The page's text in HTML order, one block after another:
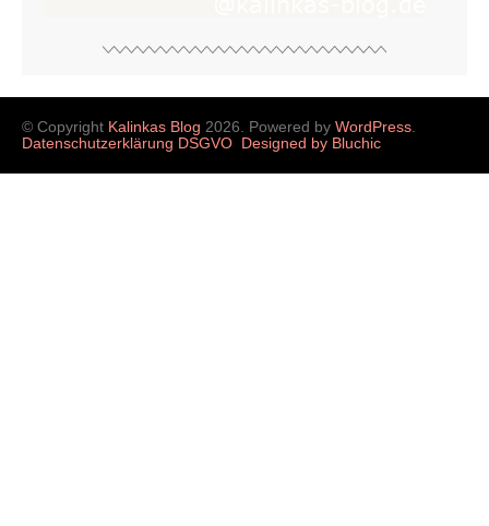
© Copyright Kalinkas Blog 2026. Powered by WordPress
Datenschutzerklärung DSGVO
Designed by Bluchic